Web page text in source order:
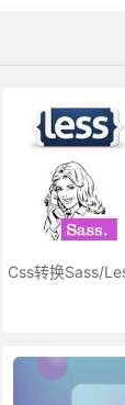
Css转换Sass/